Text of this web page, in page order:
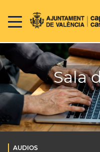
Sala
AUDIOS